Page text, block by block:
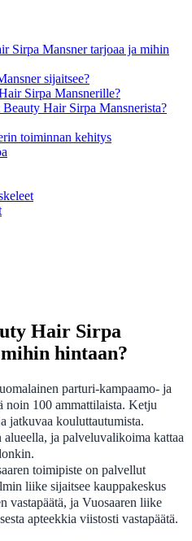
Sirpa Mansner tarjoaa ja mihin
sijaitsee?
Sirpa Mansnerille?
Hair Sirpa Mansnerista?
toiminnan kehitys
Hair Sirpa
hintaan?
parturi-kampaamo- ja
noin 100 ammattilaista. Ketju
jatkuvaa kouluttautumista.
ja palveluvalikoima kattaa
toimipiste on palvellut
liike sijaitsee kauppakeskus
vastapäätä, ja Vuosaaren liike
apteekkia viistosti vastapäätä.